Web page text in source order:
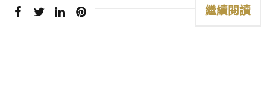
繼續閱讀